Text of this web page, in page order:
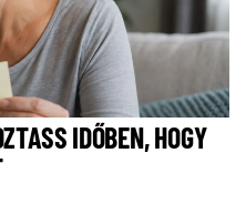
IDŐBEN, HOGY